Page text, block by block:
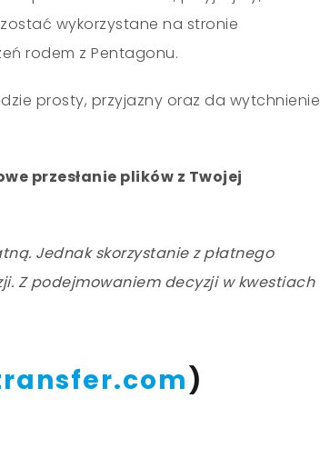
wykorzystane na stronie
rodem z Pentagonu.
prosty, przyjazny oraz da wytchnienie
przesłanie plików z Twojej
Jednak skorzystanie z płatnego
Z podejmowaniem decyzji w kwestiach
)